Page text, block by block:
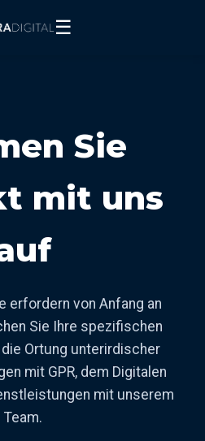
☰
Sie
mit uns
erfordern von Anfang an
Sie Ihre spezifischen
Ortung unterirdischer
mit GPR, dem Digitalen
mit unserem
Team.